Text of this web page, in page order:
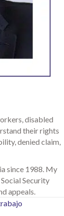
disabled
their rights
denied claim,
since 1988. My
Security
appeals.